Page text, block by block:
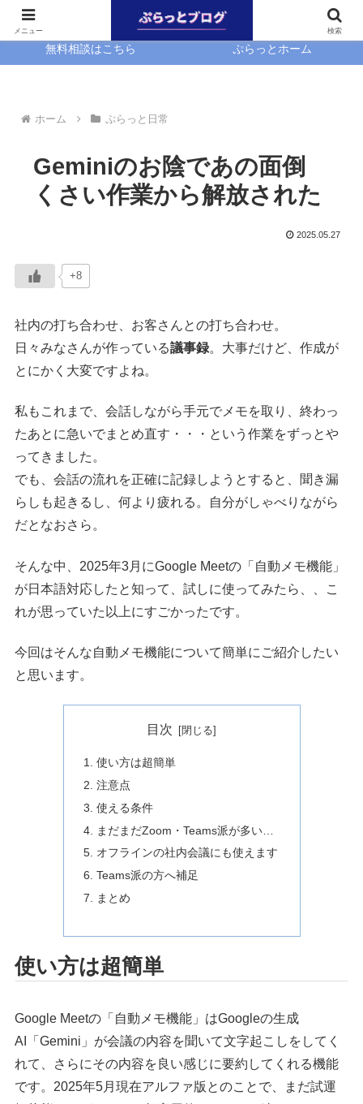
無料相談はこちら ぷらっとホーム
ホーム ぷらっと日常
Geminiのお陰であの面倒
くさい作業から解放された
2025.05.27
+8
社内の打ち合わせ、お客さんとの打ち合わせ。
日々みなさんが作っている議事録。大事だけど、作成が
とにかく大変ですよね。
私もこれまで、会話しながら手元でメモを取り、終わっ
たあとに急いでまとめ直す・・・という作業をずっとや
ってきました。
でも、会話の流れを正確に記録しようとすると、聞き漏
らしも起きるし、何より疲れる。自分がしゃべりながら
だとなおさら。
そんな中、2025年3月にGoogle Meetの「自動メモ機能」
が日本語対応したと知って、試しに使ってみたら、、こ
れが思っていた以上にすごかったです。
今回はそんな自動メモ機能について簡単にご紹介したい
と思います。
目次
使い方は超簡単
注意点
使える条件
まだまだZoom・Teams派が多い…
オフラインの社内会議にも使えます
Teams派の方へ補足
まとめ
使い方は超簡単
Google Meetの「自動メモ機能」はGoogleの生成
AI「Gemini」が会議の内容を聞いて文字起こしをしてく
れて、さらにその内容を良い感じに要約してくれる機能
です。2025年5月現在アルファ版とのことで、まだ試運
メニュー 検索